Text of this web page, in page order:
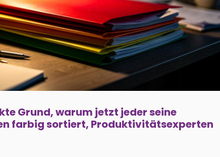
Grund, warum jetzt jeder seine
farbig sortiert, Produktivitätsexperten